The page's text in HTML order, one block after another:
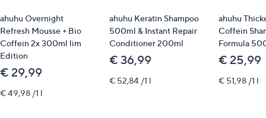
ahuhu Overnight
Refresh Mousse + Bio
Coffein 2x 300ml lim
Edition
€ 29,99
€ 49,98 /1 l
ahuhu Keratin Shampoo
500ml & Instant Repair
Conditioner 200ml
€ 36,99
€ 52,84 /1 l
ahuhu
Coffein
Formula
€ 25,99
€ 51,98 /1 l